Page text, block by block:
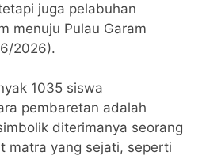
juga pelabuhan
menuju Pulau Garam
2026).
1035 siswa
pembaretan adalah
diterimanya seorang
matra yang sejati, seperti